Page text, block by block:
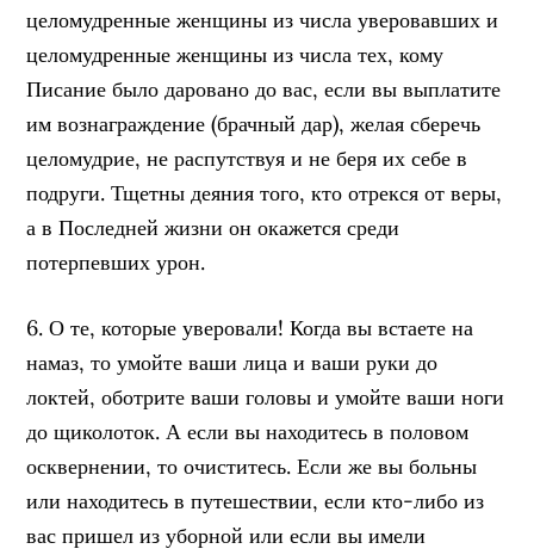
целомудренные женщины из числа уверовавших и
целомудренные женщины из числа тех, кому
Писание было даровано до вас, если вы выплатите
им вознаграждение (брачный дар), желая сберечь
целомудрие, не распутствуя и не беря их себе в
подруги. Тщетны деяния того, кто отрекся от веры,
а в Последней жизни он окажется среди
потерпевших урон.
6. О те, которые уверовали! Когда вы встаете на
намаз, то умойте ваши лица и ваши руки до
локтей, оботрите ваши головы и умойте ваши ноги
до щиколоток. А если вы находитесь в половом
осквернении, то очиститесь. Если же вы больны
или находитесь в путешествии, если кто-либо из
вас пришел из уборной или если вы имели